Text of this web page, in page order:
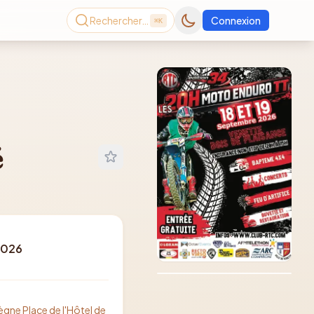
Rechercher… ⌘K Connexion
Place de l'Hôtel de
Consultez le dernier
magazine en ligne
Août2026